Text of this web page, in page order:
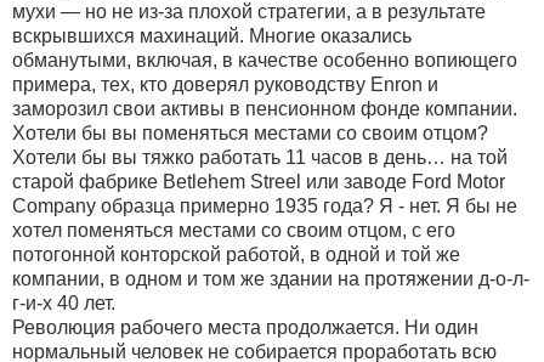
мухи — но не из-за плохой стратегии, а в результате
вскрывшихся махинаций. Многие оказались
обманутыми, включая, в качестве особенно вопиющего
примера, тех, кто доверял руководству Enron и
заморозил свои активы в пенсионном фонде компании.
Хотели бы вы поменяться местами со своим отцом?
Хотели бы вы тяжко работать 11 часов в день… на той
старой фабрике Веtlehem Streel или заводе Ford Motor
Company образца примерно 1935 года? Я - нет. Я бы не
хотел поменяться местами со своим отцом, с его
потогонной конторской работой, в одной и той же
компании, в одном и том же здании на протяжении д-о-л-
г-и-х 40 лет.
Революция рабочего места продолжается. Ни один
нормальный человек не собирается проработать всю